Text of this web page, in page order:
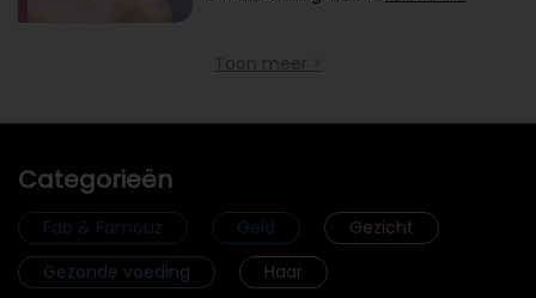
Toon meer >
Categorieën
Fab & Famouz Geld
Gezicht
Gezonde voeding
Haar